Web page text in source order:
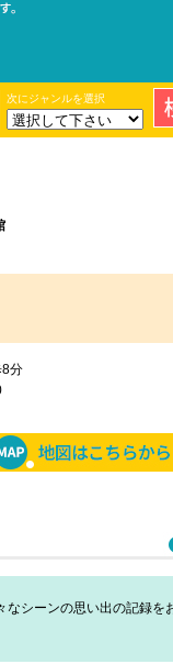
次にジャンルを選択
8分
なシーンの思い出の記録を